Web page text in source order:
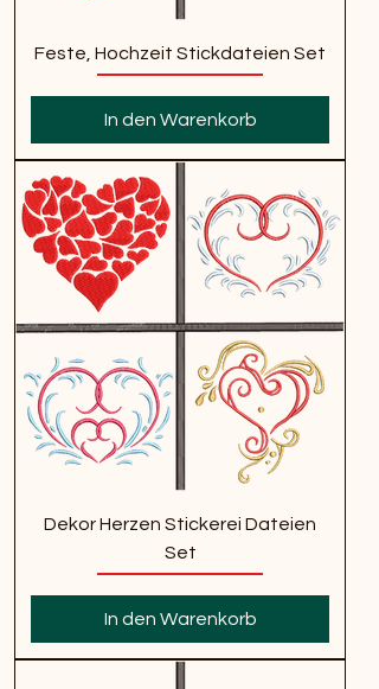
Feste, Hochzeit Stickdateien Set
In den Warenkorb
Dekor Herzen Stickerei Dateien
Set
In den Warenkorb